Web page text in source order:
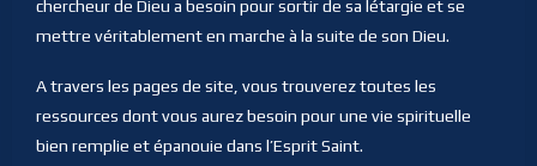
chercheur de Dieu a besoin pour sortir de sa létargie et se
mettre véritablement en marche à la suite de son Dieu.
A travers les pages de site, vous trouverez toutes les
ressources dont vous aurez besoin pour une vie spirituelle
bien remplie et épanouie dans l’Esprit Saint.